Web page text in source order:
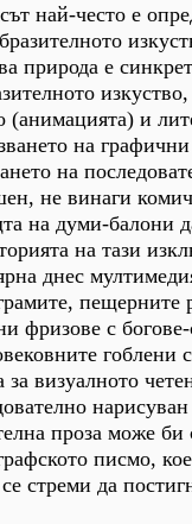
най-често е
природа е
(анимацията) и
на
на
не винаги
на думи-балони
на тази
днес
пещерните
фризове с
гоблени
за визуалното
нарисуван
проза може
писмо,
стреми да